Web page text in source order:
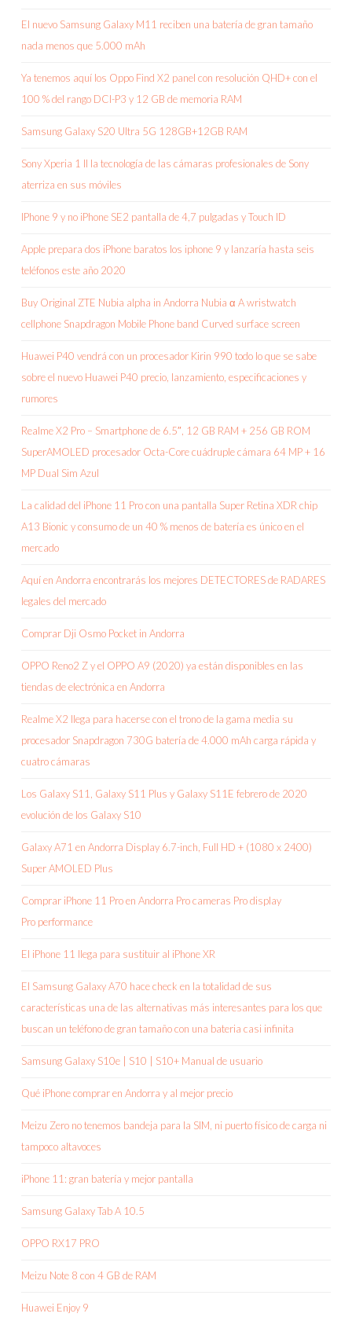
El nuevo Samsung Galaxy M11 reciben una batería de gran tamaño
nada menos que 5.000 mAh
Ya tenemos aquí los Oppo Find X2 panel con resolución QHD+ con el
100 % del rango DCI-P3 y 12 GB de memoria RAM
Samsung Galaxy S20 Ultra 5G 128GB+12GB RAM
Sony Xperia 1 II la tecnología de las cámaras profesionales de Sony
aterriza en sus móviles
IPhone 9 y no iPhone SE2 pantalla de 4,7 pulgadas y Touch ID
Apple prepara dos iPhone baratos los iphone 9 y lanzaría hasta seis
teléfonos este año 2020
Buy Original ZTE Nubia alpha in Andorra Nubia α A wristwatch
cellphone Snapdragon Mobile Phone band Curved surface screen
Huawei P40 vendrá con un procesador Kirin 990 todo lo que se sabe
sobre el nuevo Huawei P40 precio, lanzamiento, especificaciones y
rumores
Realme X2 Pro – Smartphone de 6.5″, 12 GB RAM + 256 GB ROM
SuperAMOLED procesador Octa-Core cuádruple cámara 64 MP + 16
MP Dual Sim Azul
La calidad del iPhone 11 Pro con una pantalla Super Retina XDR chip
A13 Bionic y consumo de un 40 % menos de batería es único en el
mercado
Aquí en Andorra encontrarás los mejores DETECTORES de RADARES
legales del mercado
Comprar Dji Osmo Pocket in Andorra
OPPO Reno2 Z y el OPPO A9 (2020) ya están disponibles en las
tiendas de electrónica en Andorra
Realme X2 llega para hacerse con el trono de la gama media su
procesador Snapdragon 730G batería de 4.000 mAh carga rápida y
cuatro cámaras
Los Galaxy S11, Galaxy S11 Plus y Galaxy S11E febrero de 2020
evolución de los Galaxy S10
Galaxy A71 en Andorra Display 6.7-inch, Full HD + (1080 x 2400)
Super AMOLED Plus
Comprar iPhone 11 Pro en Andorra Pro cameras Pro display
Pro performance
El iPhone 11 llega para sustituir al iPhone XR
El Samsung Galaxy A70 hace check en la totalidad de sus
características una de las alternativas más interesantes para los que
buscan un teléfono de gran tamaño con una bateria casi infinita
Samsung Galaxy S10e | S10 | S10+ Manual de usuario
Qué iPhone comprar en Andorra y al mejor precio
Meizu Zero no tenemos bandeja para la SIM, ni puerto físico de carga ni
tampoco altavoces
iPhone 11: gran batería y mejor pantalla
Samsung Galaxy Tab A 10.5
OPPO RX17 PRO
Meizu Note 8 con 4 GB de RAM
Huawei Enjoy 9